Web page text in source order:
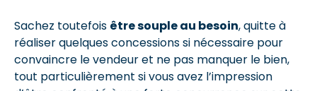
Sachez toutefois être souple au besoin, quitte à
réaliser quelques concessions si nécessaire pour
convaincre le vendeur et ne pas manquer le bien,
tout particulièrement si vous avez l’impression